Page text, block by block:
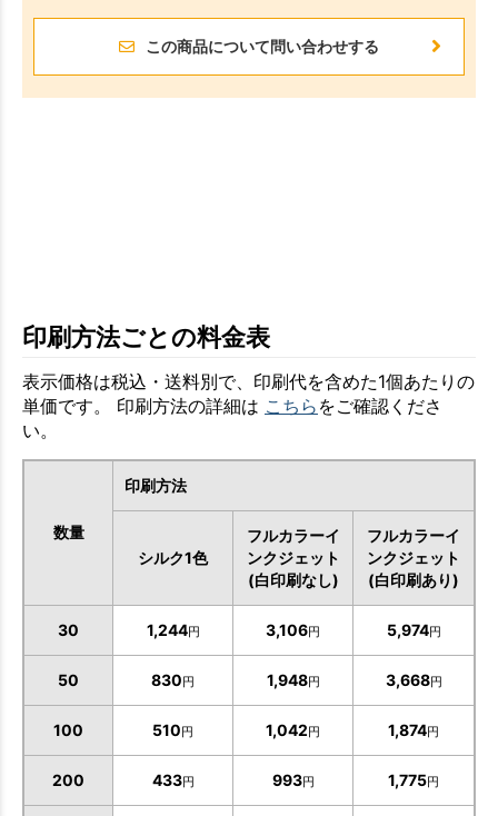
この商品について問い合わせする
印刷方法ごとの料金表
表示価格は税込・送料別で、印刷代を含めた1個あたりの
単価です。 印刷方法の詳細は こちら をご確認くださ
い。
数量
印刷方法
シルク1色
フルカラーイ
ンクジェット
(白印刷なし)
フルカラーイ
ンクジェット
(白印刷あり)
30 1,244円 3,106円 5,974円
50 830円 1,948円 3,668円
100 510円 1,042円 1,874円
200 433円 993円 1,775円